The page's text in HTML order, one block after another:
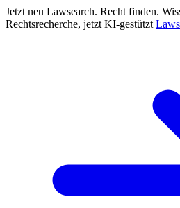
Jetzt neu Lawsearch. Recht finden.
Rechtsrecherche, jetzt KI-gestützt